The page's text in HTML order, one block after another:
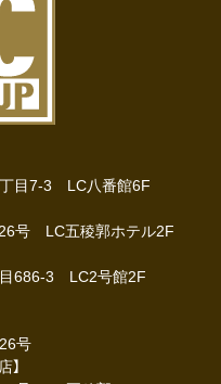
目7-3 LC八番館6F
号 LC五稜郭ホテル2F
目686-3 LC2号館2F
号
】